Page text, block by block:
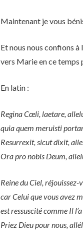
Maintenant je vous
Et nous nous confions
vers Marie en ce temps
En latin :
Regina Cœli, laetare,
quia quem meruisti
Resurrexit, sicut dixit,
Ora pro nobis Deum,
Reine du Ciel, réjouissez-
car Celui que vous avez
est ressuscité comme Il
Priez Dieu pour nous,